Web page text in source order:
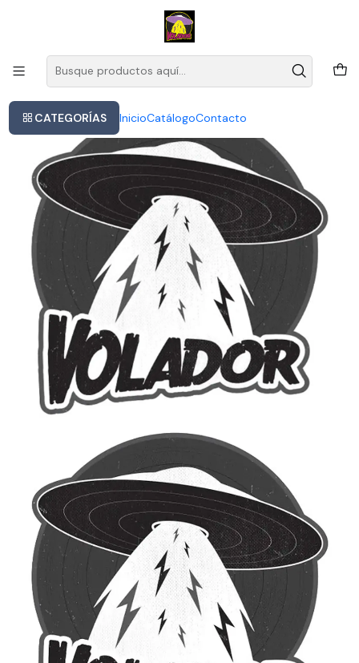
CATEGORÍAS InicioCatálogoContacto
Este es el texto del slide